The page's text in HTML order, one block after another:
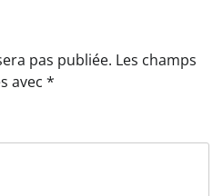
pas publiée. Les champs
avec *